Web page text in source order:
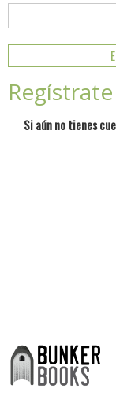
Regístrate
Si aún no tienes